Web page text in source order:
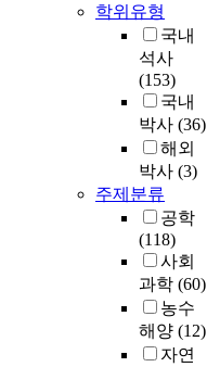
학위유형
국내
석사
(153)
국내
박사 (36)
해외
박사 (3)
주제분류
공학
(118)
사회
과학 (60)
농수
해양 (12)
자연